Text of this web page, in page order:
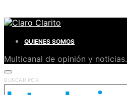
QUIENES SOMOS
Multicanal de opinión y noticias.
BUSCAR POR: